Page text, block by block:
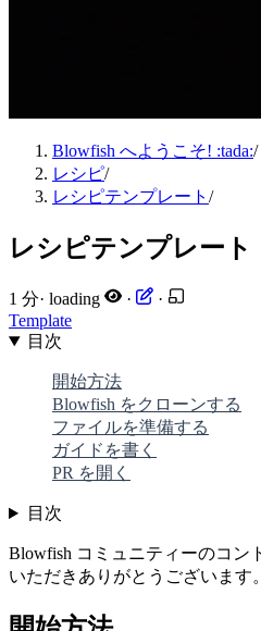
Blowfish へようこそ! :tada:/
レシピ/
レシピテンプレート /
レシピテンプレート
1 分· loading ·
·
Template
目次
開始方法
Blowfish をクローンする
ファイルを準備する
ガイドを書く
PR を開く
目次
Blowfish コミュニティーのコン
いただきありがとうございます。